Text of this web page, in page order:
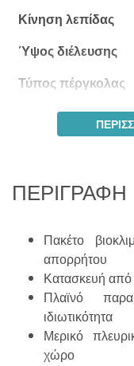
Κίνηση λεπίδας
Ύψος διέλευσης
Τύπος πέργκολας
ΠΕΡΙΓΡΑΦΉ
Πακέτο
απορρήτου
Κατασκευή από
Πλαϊνό
ιδιωτικότητα
Μερικό
χώρο